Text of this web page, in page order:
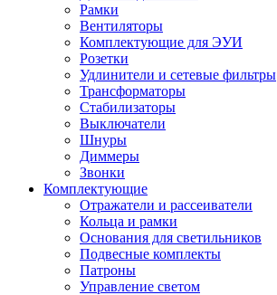
Рамки
Вентиляторы
Комплектующие для ЭУИ
Розетки
Удлинители и сетевые фильтры
Трансформаторы
Стабилизаторы
Выключатели
Шнуры
Диммеры
Звонки
Комплектующие
Отражатели и рассеиватели
Кольца и рамки
Основания для светильников
Подвесные комплекты
Патроны
Управление светом